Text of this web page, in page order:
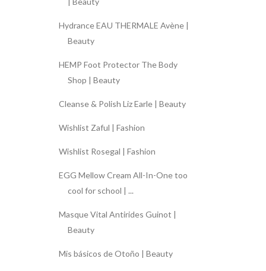
Hydrance EAU THERMALE Avène |
Beauty
HEMP Foot Protector The Body
Shop | Beauty
Cleanse & Polish Liz Earle | Beauty
Wishlist Zaful | Fashion
Wishlist Rosegal | Fashion
EGG Mellow Cream All-In-One too
cool for school | ...
Masque Vital Antirides Guinot |
Beauty
Mis básicos de Otoño | Beauty